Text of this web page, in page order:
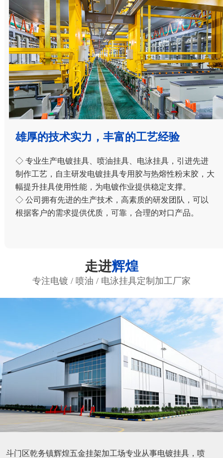
雄厚的技术实力，丰富的工艺经验
◇ 专业生产电镀挂具、喷油挂具、电泳挂具，引进先进
制作工艺，自主研发电镀挂具专用胶与热熔性粉末胶，大
幅提升挂具使用性能，为电镀作业提供稳定支撑。
◇ 公司拥有先进的生产技术，高素质的研发团队，可以
根据客户的需求提供优质，可靠，合理的对口产品。
走进辉煌
专注电镀 / 喷油 / 电泳挂具定制加工厂家
斗门区乾务镇辉煌五金挂架加工场专业从事电镀挂具，喷